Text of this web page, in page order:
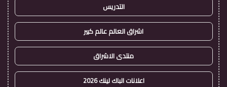
التدريس
اشراق العالم عالم كبير
منتدى الاشراق
اعلانات الباك لينك 2026